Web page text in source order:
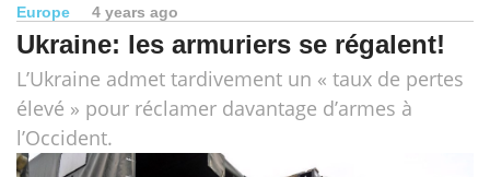
Europe 4 years ago
Ukraine: les armuriers se régalent!
L’Ukraine admet tardivement un « taux de pertes
élevé » pour réclamer davantage d’armes à
l’Occident.